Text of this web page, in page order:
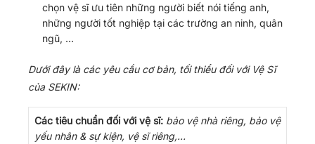
chọn vệ sĩ ưu tiên những người biết nói tiếng anh,
những người tốt nghiệp tại các trường an ninh, quân
ngũ, …
Dưới đây là các yêu cầu cơ bản, tối thiểu đối với Vệ Sĩ
của SEKIN:
Các tiêu chuẩn đối với vệ sĩ: bảo vệ nhà riêng, bảo vệ
yếu nhân & sự kiện, vệ sĩ riêng,…